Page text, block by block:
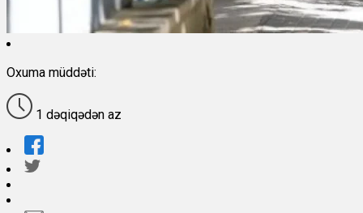
Oxuma müddəti:
1 dəqiqədən az